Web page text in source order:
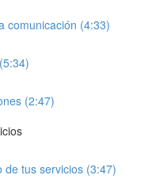
comunicación (4:33)
(2:47)
de tus servicios (3:47)